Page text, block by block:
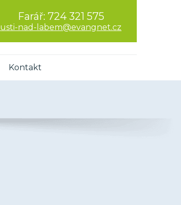
Farář: 724 321 575
usti-nad-labem@evangnet.cz
Kontakt